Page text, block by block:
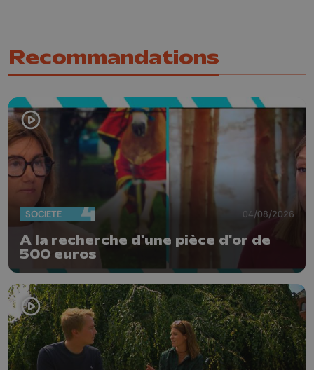
Recommandations
SOCIÉTÉ 04/08/2026
A la recherche d'une pièce d'or de
500 euros